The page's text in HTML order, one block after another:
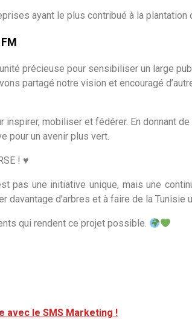
ayant le plus contribué à la
précieuse pour sensibiliser un large
partagé notre vision et encouragé
inspirer, mobiliser et fédérer. En donnant
pour un avenir plus vert.
! ♥️
pas une initiative unique, mais une
davantage d’arbres et à faire de la
qui rendent ce projet possible.
avec le SMS Marketing !